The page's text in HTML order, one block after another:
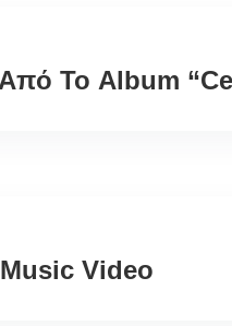
Το Album
Video